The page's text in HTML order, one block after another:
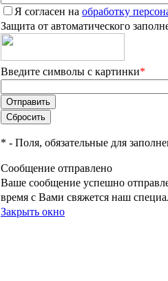
Я согласен на обработку
Защита от автоматического
Введите символы с картинки*
* - Поля, обязательные для
Сообщение отправлено
Ваше сообщение успешно
время с Вами свяжется наш
Закрыть окно